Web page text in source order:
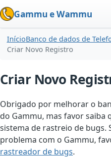
Gammu e Wammu
InícioBanco de dados de
Criar Novo Registro
Criar Novo
Obrigado por melhorar o
do Gammu, mas favor saiba
sistema de rastreio de bugs.
problema com o Gammu,
rastreador de bugs.